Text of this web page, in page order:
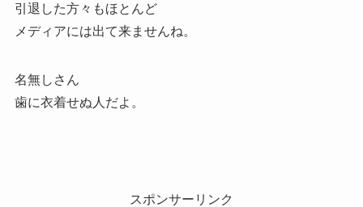
引退した方々もほとんど
メディアには出て来ませんね。
名無しさん
歯に衣着せぬ人だよ。
スポンサーリンク